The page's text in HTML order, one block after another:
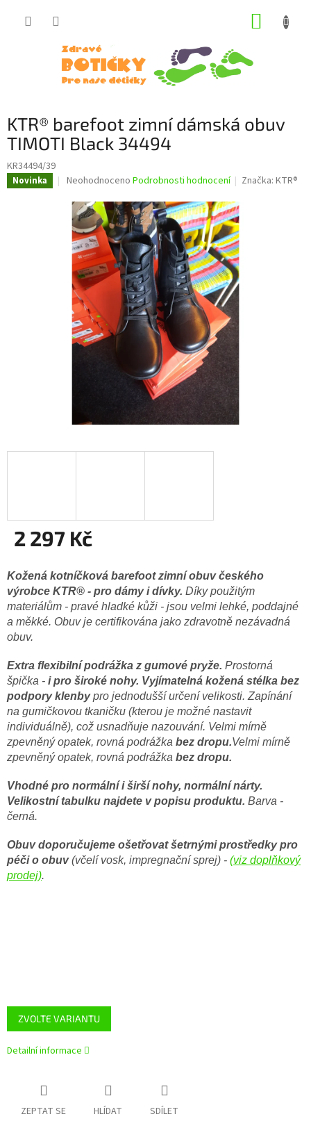
KTR® barefoot zimní dámská obuv
TIMOTI Black 34494
KR34494/39
Novinka
Průměrné
produktu
je
0,0
hvězdiček.
Neohodnoceno Podrobnosti hodnocení Značka:KTR®
2 297 Kč
cena:
ZVOLTE VARIANTU
Kožená kotníčková barefoot zimní obuv českého
výrobce KTR® - pro dámy i dívky. Díky použitým
materiálům - pravé hladké kůži - jsou velmi lehké, poddajné
a měkké. Obuv je certifikována jako zdravotně nezávadná
obuv.
Extra flexibilní podrážka z gumové pryže. Prostorná
špička - i pro široké nohy. Vyjímatelná kožená stélka bez
podpory klenbypro jednodušší určení velikosti. Zapínání
na gumičkovou tkaničku (kterou je možné nastavit
individuálně), což usnadňuje nazouvání. Velmi mírně
zpevněný opatek, rovná podrážka bez dropu.Velmi mírně
zpevněný opatek, rovná podrážka bez dropu.
Vhodné pro normální i širší nohy, normální nárty.
Velikostní tabulku najdete v popisu produktu. Barva -
černá.
Obuv doporučujeme ošetřovat šetrnými prostředky pro
péči o obuv(včelí vosk, impregnační sprej) - (viz doplňkový
prodej).
Detailní informace
ZEPTAT SE HLÍDAT SDÍLET